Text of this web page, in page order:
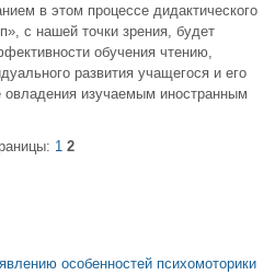
в этом процессе дидактического
с нашей точки зрения, будет
обучения чтению,
развития учащегося и его
овладения изучаемым иностранным
1 2
особенностей психомоторики